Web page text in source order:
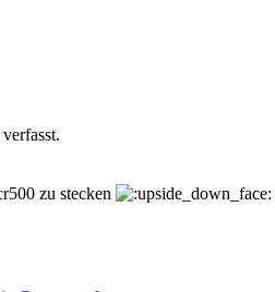
verfasst.
zu stecken